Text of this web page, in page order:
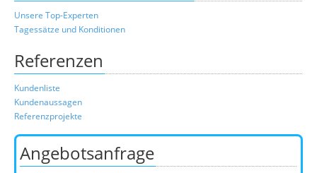
Unsere Top-Experten
Tagessätze und Konditionen
Referenzen
Kundenliste
Kundenaussagen
Referenzprojekte
Angebotsanfrage